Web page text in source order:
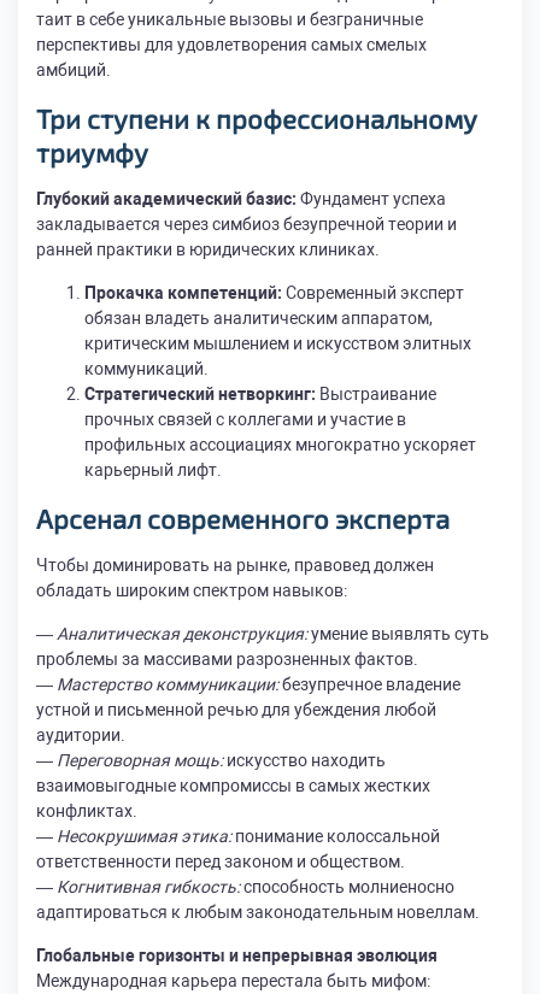
таит в себе уникальные вызовы и безграничные
перспективы для удовлетворения самых смелых
амбиций.
Три ступени к профессиональному
триумфу
Глубокий академический базис: Фундамент успеха
закладывается через симбиоз безупречной теории и
ранней практики в юридических клиниках.
Прокачка компетенций: Современный эксперт
обязан владеть аналитическим аппаратом,
критическим мышлением и искусством элитных
коммуникаций.
Стратегический нетворкинг: Выстраивание
прочных связей с коллегами и участие в
профильных ассоциациях многократно ускоряет
карьерный лифт.
Арсенал современного эксперта
Чтобы доминировать на рынке, правовед должен
обладать широким спектром навыков:
— Аналитическая деконструкция:умение выявлять суть
проблемы за массивами разрозненных фактов.
— Мастерство коммуникации:безупречное владение
устной и письменной речью для убеждения любой
аудитории.
— Переговорная мощь:искусство находить
взаимовыгодные компромиссы в самых жестких
конфликтах.
— Несокрушимая этика:понимание колоссальной
ответственности перед законом и обществом.
— Когнитивная гибкость:способность молниеносно
адаптироваться к любым законодательным новеллам.
Глобальные горизонты и непрерывная эволюция
Международная карьера перестала быть мифом: